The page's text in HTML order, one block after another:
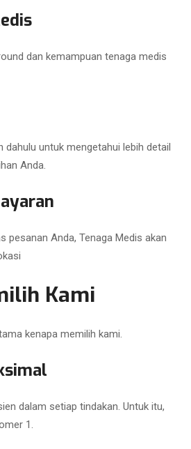
dan kemampuan tenaga medis
dahulu untuk mengetahui lebih detail
Anda.
pesanan Anda, Tenaga Medis akan
Kami
kenapa memilih kami.
dalam setiap tindakan. Untuk itu,
1.